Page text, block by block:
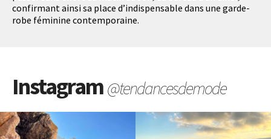
confirmant ainsi sa place d’indispensable dans une garde-
robe féminine contemporaine.
Instagram@tendancesdemode